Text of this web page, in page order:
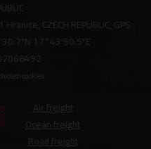
CZECH REPUBLIC, GPS
17°43'50.5"E
cookies
SEVICES
Air freight
Ocean freight
Road freight